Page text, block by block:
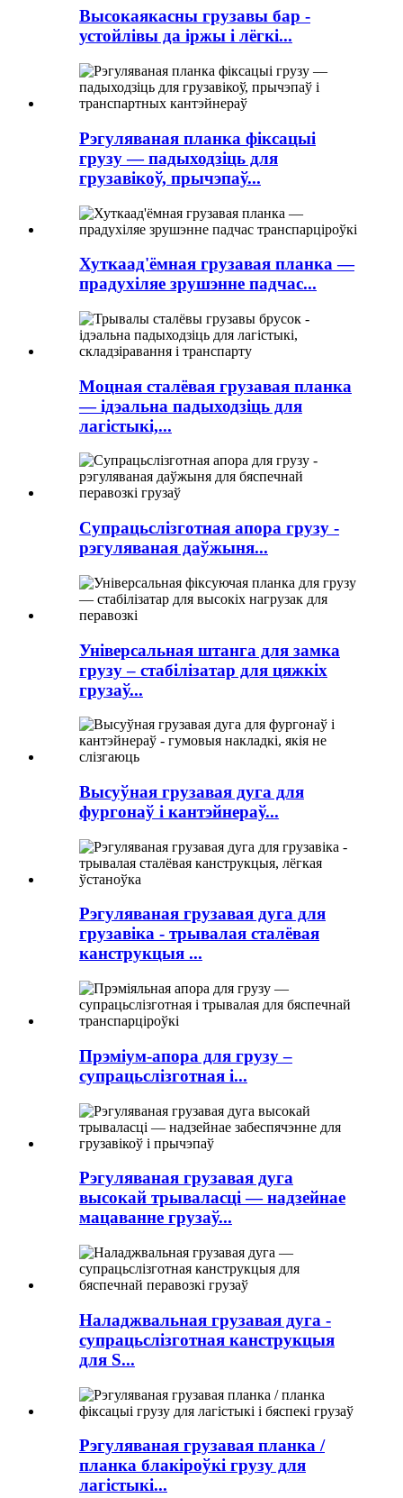
Высокаякасны грузавы бар -
устойлівы да іржы і лёгкі...
Рэгуляваная планка фіксацыі
грузу — падыходзіць для
грузавікоў, прычэпаў...
Хуткаад'ёмная грузавая планка —
прадухіляе зрушэнне падчас...
Моцная сталёвая грузавая планка
— ідэальна падыходзіць для
лагістыкі,...
Супрацьслізготная апора грузу -
рэгуляваная даўжыня...
Універсальная штанга для замка
грузу – стабілізатар для цяжкіх
грузаў...
Высуўная грузавая дуга для
фургонаў і кантэйнераў...
Рэгуляваная грузавая дуга для
грузавіка - трывалая сталёвая
канструкцыя ...
Прэміум-апора для грузу –
супрацьслізготная і...
Рэгуляваная грузавая дуга
высокай трываласці — надзейнае
мацаванне грузаў...
Наладжвальная грузавая дуга -
супрацьслізготная канструкцыя
для S...
Рэгуляваная грузавая планка /
планка блакіроўкі грузу для
лагістыкі...